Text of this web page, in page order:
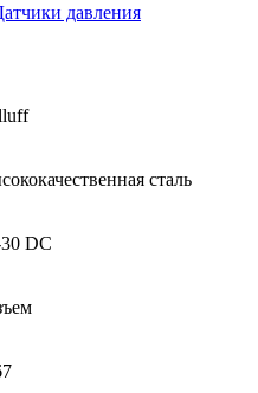
давления
сталь
DC